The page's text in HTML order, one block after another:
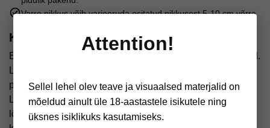
Varre pikkus võib varieeruda esitatud pikkusest 5-10 cm võrra
Kimbu põhihooldus
Eemaldage pakend ja lõigake läbi tehnilised kinnituslindid.
puhtasse vaasi. Vett peaks olema 2/3–3/4 varte pikkusest.
Lehed ja õienupud ei tohi olla vees. Vahetage vett ja
lõigake varsi iga päev. Hoidke kimp eemal päikesest,
Attention!
Sellel lehel olev teave ja visuaalsed materjalid on
mõeldud ainult üle 18-aastastele isikutele ning
üksnes isiklikuks kasutamiseks.